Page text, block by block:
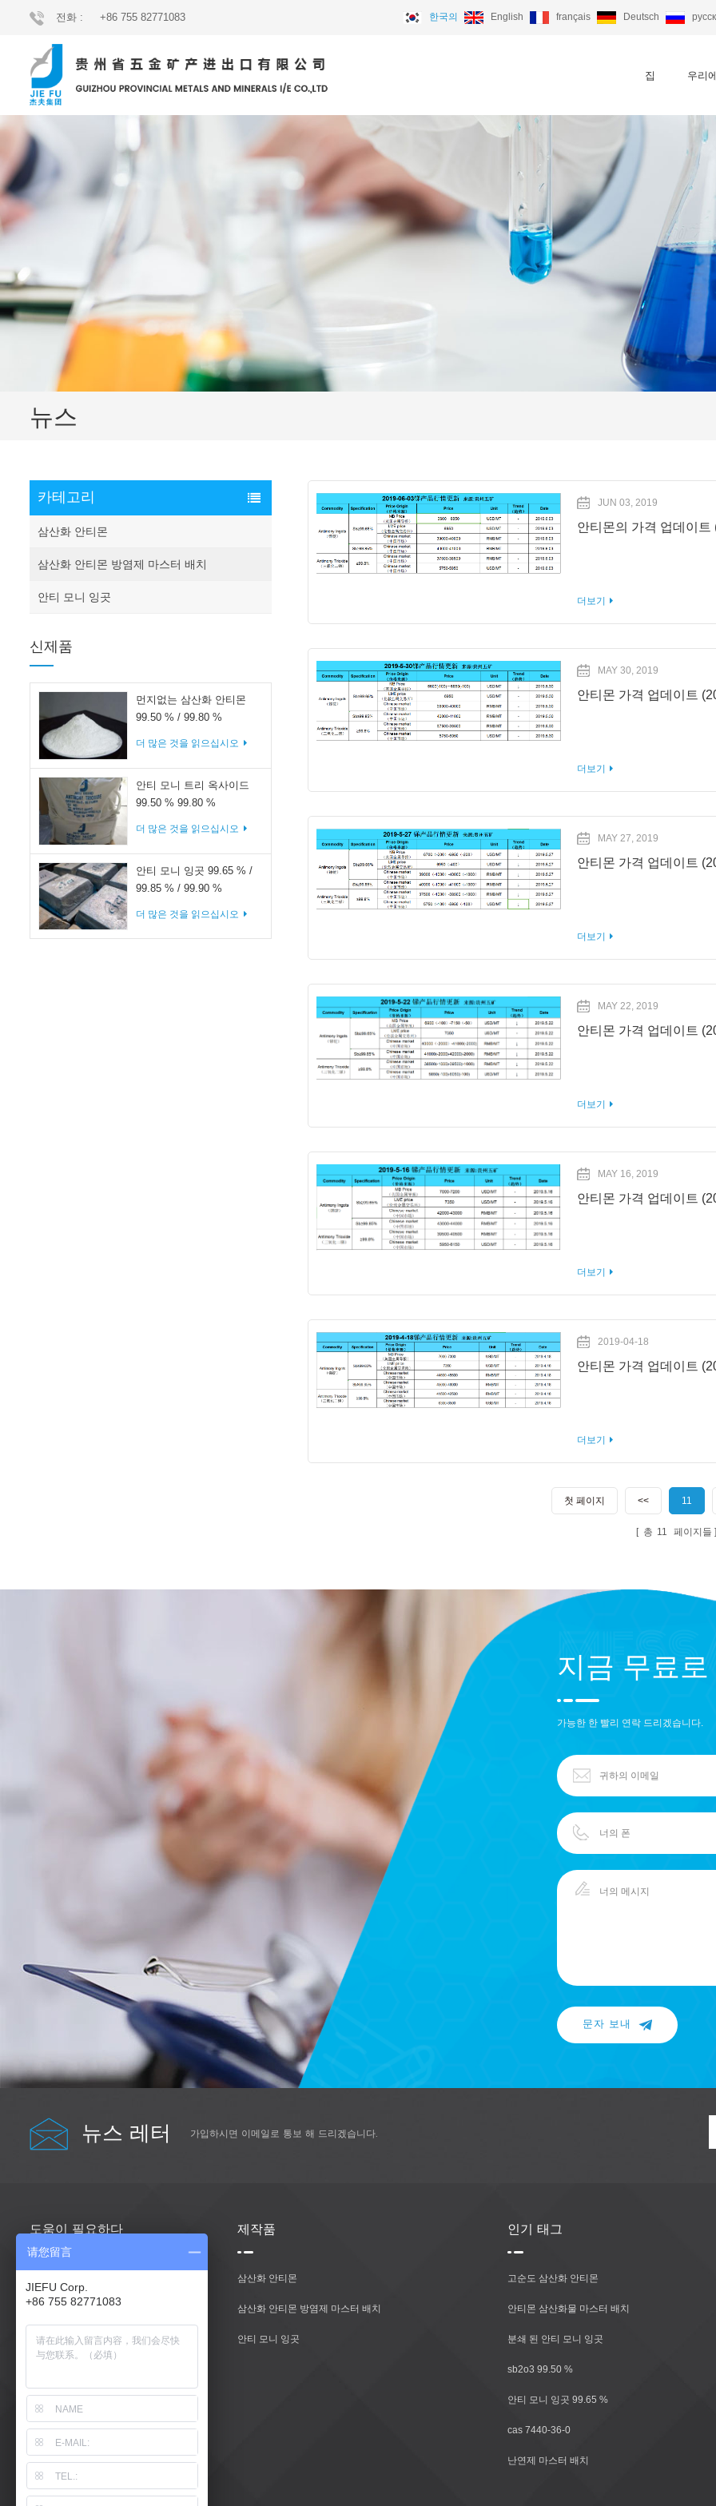
전화 : +86 755 82771083 한국의 English français Deutsch
집 우리
뉴스
카테고리
삼산화 안티몬
삼산화 안티몬 방염제 마스터 배치
안티 모니 잉곳
신제품
먼지없는 삼산화 안티몬
99.50 % / 99.80 %
더 많은 것을 읽으십시오
안티 모니 트리 옥사이드
99.50 % 99.80 %
더 많은 것을 읽으십시오
안티 모니 잉곳 99.65 % /
99.85 % / 99.90 %
더 많은 것을 읽으십시오
JUN 03, 2019
안티몬의 가격 업데이트
더보기
MAY 30, 2019
안티몬 가격 업데이트
더보기
MAY 27, 2019
안티몬 가격 업데이트
더보기
MAY 22, 2019
안티몬 가격 업데이트
더보기
MAY 16, 2019
안티몬 가격 업데이트
더보기
2019-04-18
안티몬 가격 업데이트
더보기
첫 페이지 << 11
총 11 페이지들
지금 무료
가능한 한 빨리 연락 드리겠습니다.
문자 보내
뉴스 레터 가입하시면 이메일로 통보 해 드리겠습니다.
도움이 필요하다
제작품
우리에 대해
블로그
사이트 맵
Xml
제작품
삼산화 안티몬
삼산화 안티몬 방염제 마스터 배치
안티 모니 잉곳
인기 태그
고순도 삼산화 안티몬
안티몬 삼산화물 마스터 배치
분쇄 된 안티 모니 잉곳
sb2o3 99.50 %
안티 모니 잉곳 99.65 %
cas 7440-36-0
난연제 마스터 배치
请您留言
JIEFU Corp.
+86 755 82771083